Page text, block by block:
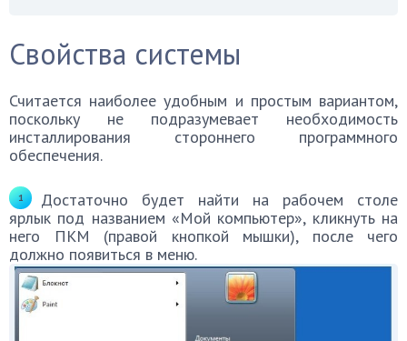
Свойства системы
Считается наиболее удобным и простым вариантом,
поскольку не подразумевает необходимость
инсталлирования стороннего программного
обеспечения.
Достаточно будет найти на рабочем столе
ярлык под названием «Мой компьютер», кликнуть на
него ПКМ (правой кнопкой мышки), после чего
должно появиться в меню.